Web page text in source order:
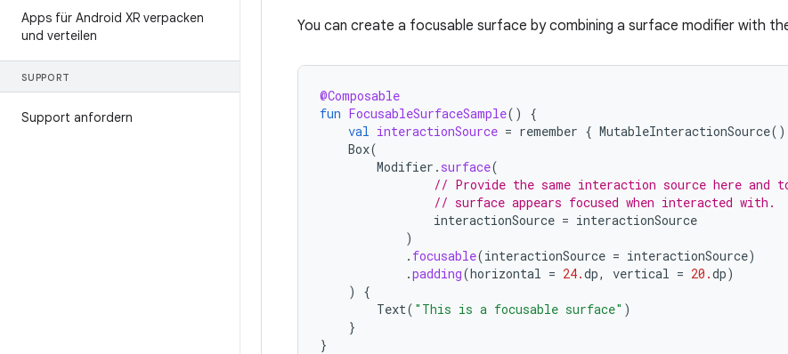
Apps für Android XR verpacken
und verteilen
SUPPORT
Support anfordern
You can create a focusable surface by combining a surface modifier with
@Composable
fun FocusableSurfaceSample()
{
val interactionSource = remember { MutableInteractionSource()
Box(
Modifier . surface(
// Provide the same interaction source here and
// surface appears focused when interacted with.
interactionSource = interactionSource
)
. focusable(interactionSource = interactionSource)
.padding(horizontal = 24.dp, vertical = 20.dp)
)
{
Text( "This is a focusable surface" )
}
}